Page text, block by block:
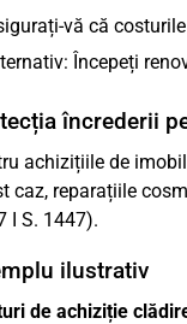
vă că
Începeți
încrederii
achizițiile de
caz, reparațiile
I S. 1447).
ilustrativ
de achiziție